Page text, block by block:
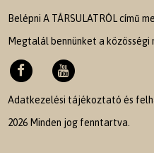
Belépni A TÁRSULATRÓL
Megtalál bennünket a közösségi
Adatkezelési tájékoztató és
2026 Minden jog fenntartva.